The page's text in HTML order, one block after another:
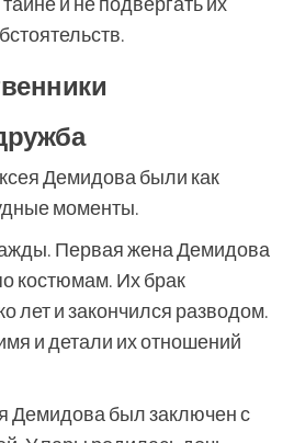
Демидова были как
моменты.
Первая жена Демидова
костюмам. Их брак
лет и закончился разводом.
и детали их отношений
Демидова был заключен с